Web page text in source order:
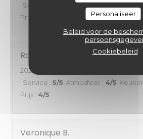
Personaliseer
Beleid voor de
Cookiebeleid
Service
Atmosfeer:5/5
Prijs
Roger
2026-06-14
Service : 5/5 Atmosfeer : 4/5
Prijs : 4/5
Veronique B